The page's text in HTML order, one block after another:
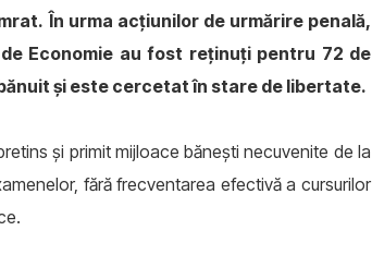
În urma acțiunilor de urmărire penală,
Economie au fost reținuți pentru 72 de
și este cercetat în stare de libertate.
și primit mijloace bănești necuvenite de la
fără frecventarea efectivă a cursurilor